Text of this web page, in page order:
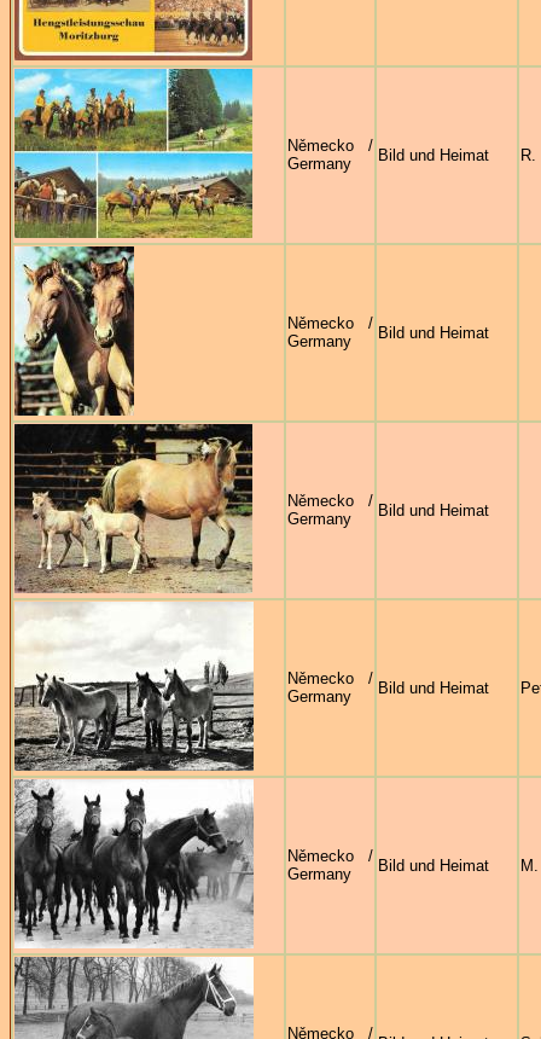
Německo /
Germany
Bild und Heimat R.
Německo /
Germany
Bild und Heimat
Německo /
Germany
Bild und Heimat
Německo /
Germany
Bild und Heimat
Německo /
Germany
Bild und Heimat
Německo /